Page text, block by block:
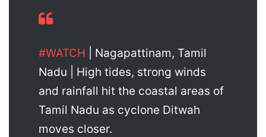
#WATCH | Nagapattinam, Tamil
Nadu | High tides, strong winds
and rainfall hit the coastal areas of
Tamil Nadu as cyclone Ditwah
moves closer.